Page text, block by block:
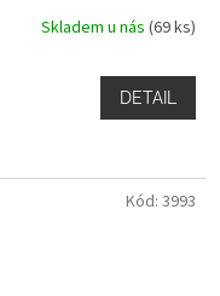
Skladem u nás (69 ks)
DETAIL
Kód: 3993